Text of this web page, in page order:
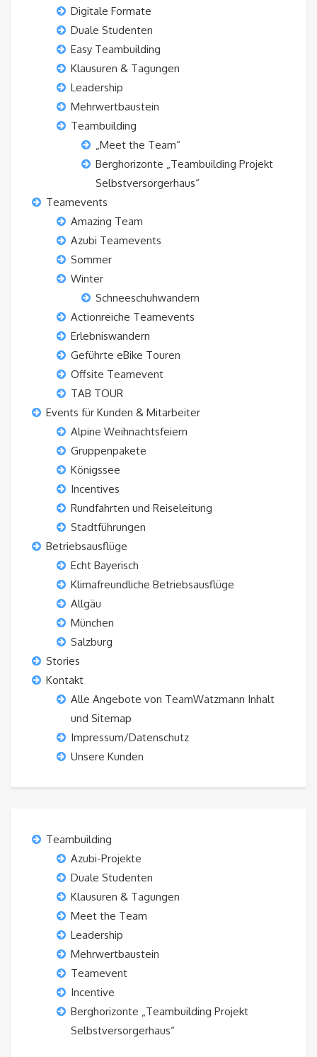
Digitale Formate
Duale Studenten
Easy Teambuilding
Klausuren & Tagungen
Leadership
Mehrwertbaustein
Teambuilding
„Meet the Team“
Berghorizonte „Teambuilding Projekt
Selbstversorgerhaus“
Teamevents
Amazing Team
Azubi Teamevents
Sommer
Winter
Schneeschuhwandern
Actionreiche Teamevents
Erlebniswandern
Geführte eBike Touren
Offsite Teamevent
TAB TOUR
Events für Kunden & Mitarbeiter
Alpine Weihnachtsfeiern
Gruppenpakete
Königssee
Incentives
Rundfahrten und Reiseleitung
Stadtführungen
Betriebsausflüge
Echt Bayerisch
Klimafreundliche Betriebsausflüge
Allgäu
München
Salzburg
Stories
Kontakt
Alle Angebote von TeamWatzmann Inhalt
und Sitemap
Impressum/Datenschutz
Unsere Kunden
Teambuilding
Azubi-Projekte
Duale Studenten
Klausuren & Tagungen
Meet the Team
Leadership
Mehrwertbaustein
Teamevent
Incentive
Berghorizonte „Teambuilding Projekt
Selbstversorgerhaus“